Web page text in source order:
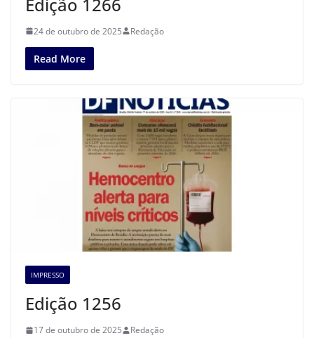
24 de outubro de 2025 Redação
Read More
IMPRESSO
Edição 1256
17 de outubro de 2025 Redação